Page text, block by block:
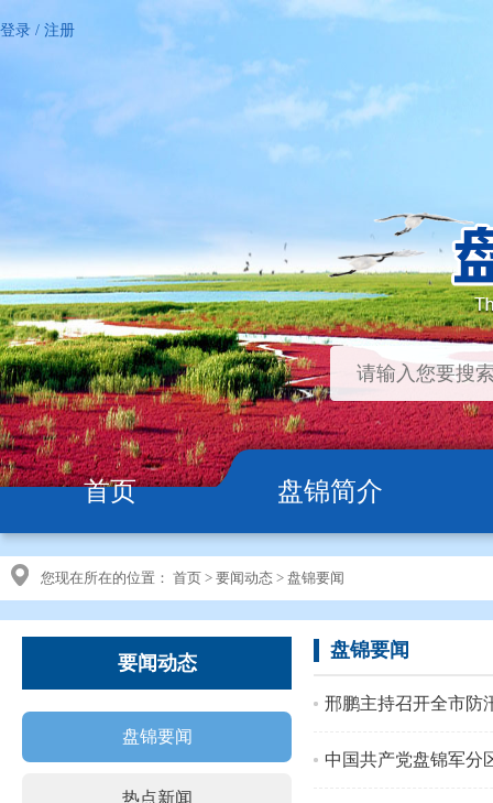
登录 / 注册
首页 盘锦简介
您现在所在的位置： 首页 > 要闻动态 > 盘锦要闻
要闻动态
盘锦要闻
热点新闻
盘锦要闻
邢鹏主持召开全市防
中国共产党盘锦军分